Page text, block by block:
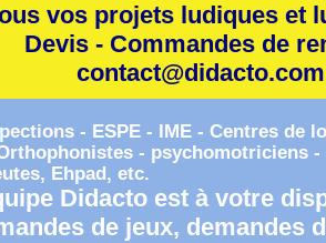
vos projets ludiques et
Devis - Commandes de
contact@didacto.com
- ESPE - IME - Centres de
- psychomotriciens
Ehpad, etc.
Didacto est à votre
de jeux, demandes